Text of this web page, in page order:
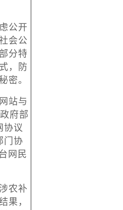
公开
会公
分特
，防
密。
站与
府部
协议
门协
网民
农补
果，